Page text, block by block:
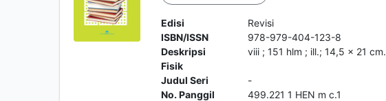
Edisi
Revisi
ISBN/ISSN
978-979-404-123-8
Deskripsi
Fisik
viii ; 151 hlm ; ill.; 14,5 x 21 cm.
Judul Seri
-
No. Panggil
499.221 1 HEN m c.1